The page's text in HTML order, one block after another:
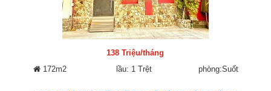
138 Triệu/tháng
172m2
lầu: 1 Trệt phòng:Suốt